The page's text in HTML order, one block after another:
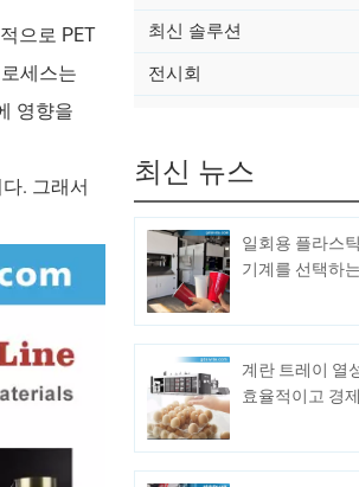
으로 PET
세스는
영향을
. 그래서
최신 솔루션
전시회
최신 뉴스
일회용 플라스
기계를 선택하
계란 트레이 열
효율적이고 경